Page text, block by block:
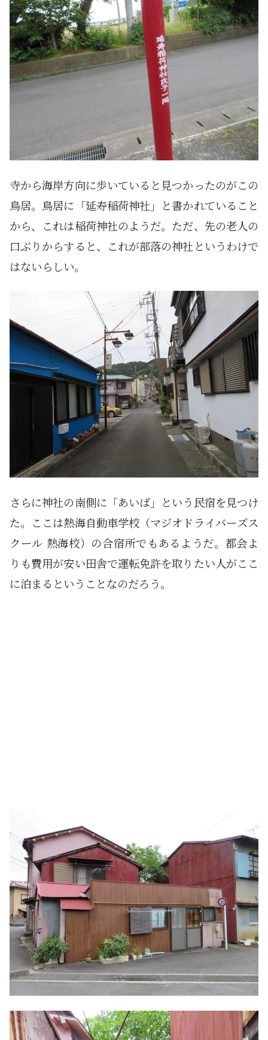
寺から海岸方向に歩いていると見つかったのがこの
鳥居。鳥居に「延寿稲荷神社」と書かれていること
から、これは稲荷神社のようだ。ただ、先の老人の
口ぶりからすると、これが部落の神社というわけで
はないらしい。
さらに神社の南側に「あいば」という民宿を見つけ
た。ここは熱海自動車学校（マジオドライバーズス
クール 熱海校）の合宿所でもあるようだ。都会よ
りも費用が安い田舎で運転免許を取りたい人がここ
に泊まるということなのだろう。